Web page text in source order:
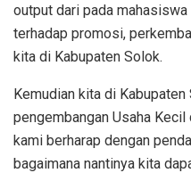
output dari pada
terhadap promosi,
kita di Kabupaten Solok.
Kemudian kita di
pengembangan Usaha
kami berharap dengan
bagaimana nantinya kita